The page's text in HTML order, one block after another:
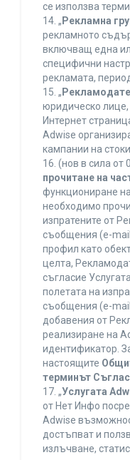
се използва
14. „ Рекламна
рекламното
включващ една
специфични
рекламата,
15. „
юридическо лице,
Интернет
Adwise
кампании на
16. (нов в сила от
прочитане на
функциониране
необходимо
изпратените от
съобщения (e-
профил като
целта,
съгласие
полетата на
съобщения (e-
добавения от
реализиране на
идентификатор.
настоящите
терминът
17. „Услугата
от Нет Инфо
Adwise
достъпват и
излъчване,